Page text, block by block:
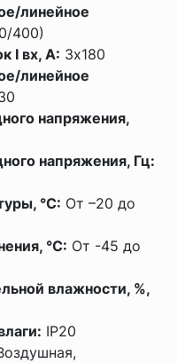
линейное
400)
I вх, А: 3x180
линейное
напряжения,
напряжения, Гц:
°С: От –20 до
°С: От -45 до
влажности, %,
IP20